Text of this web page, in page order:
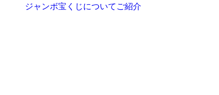
ジャンボ宝くじについてご紹介